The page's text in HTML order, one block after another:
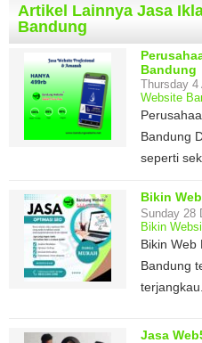
Artikel Lainnya Jasa
Bandung
Bandung
Thursday 4
Website
Bandung
seperti
Bikin
Sunday 28
Bikin
Bikin Web
Bandung
Jasa